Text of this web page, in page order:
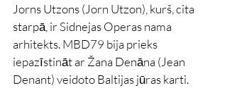
Jorns Utzons (Jorn Utzon), kurš, cita
starpā, ir Sidnejas Operas nama
arhitekts. MBD79 bija prieks
iepazīstināt ar Žana Denāna (Jean
Denant) veidoto Baltijas jūras karti.